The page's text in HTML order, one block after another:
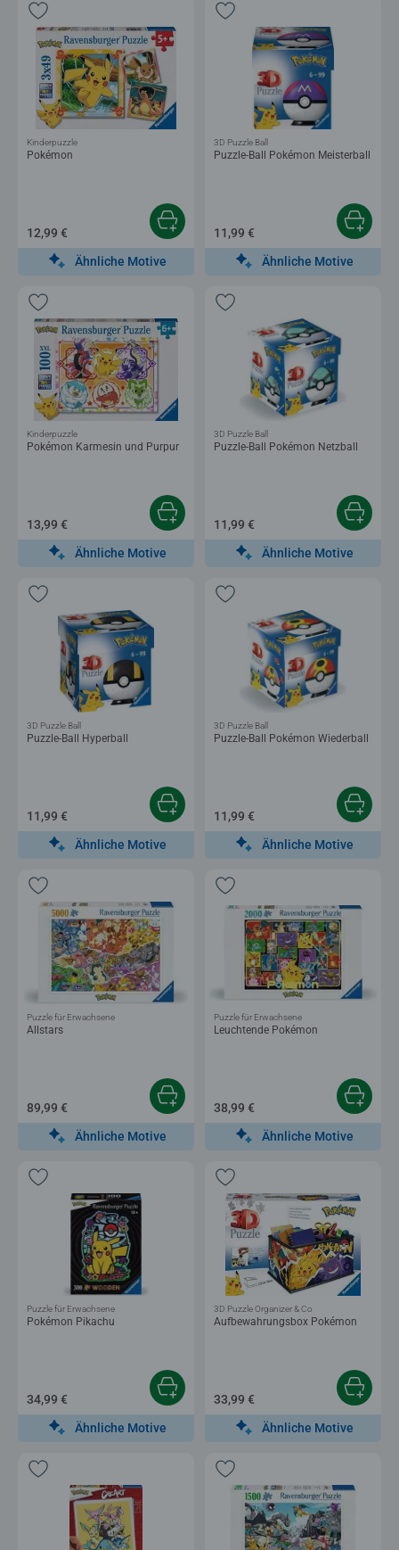
Pokémon
Kinderpuzzle
12,99 €
Ähnliche Motive
Puzzle-Ball Pokémon Meisterball
3D Puzzle Ball
11,99 €
Ähnliche Motive
Pokémon Karmesin und Purpur
Kinderpuzzle
13,99 €
Ähnliche Motive
Puzzle-Ball Pokémon Netzball
3D Puzzle Ball
11,99 €
Ähnliche Motive
Puzzle-Ball Hyperball
3D Puzzle Ball
11,99 €
Ähnliche Motive
Puzzle-Ball Pokémon Wiederball
3D Puzzle Ball
11,99 €
Ähnliche Motive
Allstars
Puzzle für Erwachsene
89,99 €
Ähnliche Motive
Leuchtende Pokémon
Puzzle für Erwachsene
38,99 €
Ähnliche Motive
Pokémon Pikachu
Puzzle für Erwachsene
34,99 €
Ähnliche Motive
Aufbewahrungsbox Pokémon
3D Puzzle Organizer & Co
33,99 €
Ähnliche Motive